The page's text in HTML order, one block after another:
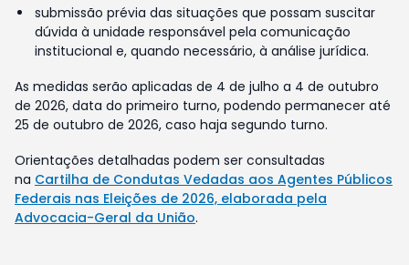
submissão prévia das situações que possam suscitar
dúvida à unidade responsável pela comunicação
institucional e, quando necessário, à análise jurídica.
As medidas serão aplicadas de 4 de julho a 4 de outubro
de 2026, data do primeiro turno, podendo permanecer até
25 de outubro de 2026, caso haja segundo turno.
Orientações detalhadas podem ser consultadas
na Cartilha de Condutas Vedadas aos Agentes Públicos
Federais nas Eleições de 2026, elaborada pela
Advocacia-Geral da União.